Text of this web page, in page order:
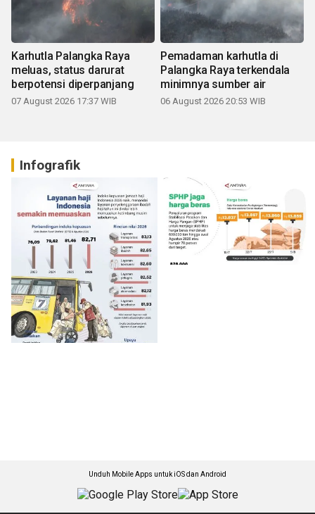
Karhutla Palangka Raya
meluas, status darurat
berpotensi diperpanjang
07 August 2026 17:37 WIB
Pemadaman karhutla di
Palangka Raya terkendala
minimnya sumber air
06 August 2026 20:53 WIB
Infografik
Unduh Mobile Apps untuk iOS dan Android